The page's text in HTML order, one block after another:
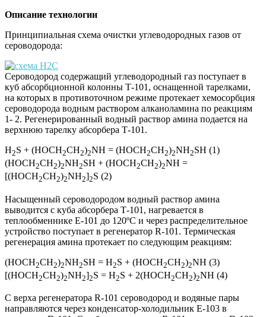
Описание технологии
Принципиальная схема очистки углеводородных газов от
сероводорода:
Сероводород содержащий углеводородный газ поступает в
куб абсорбционной колонны Т-101, оснащенной тарелками,
на которых в противоточном режиме протекает хемосорбция
сероводорода водным раствором алканоламина по реакциям
1- 2. Регенерированный водный раствор амина подается на
верхнюю тарелку абсорбера Т-101.
H2S + (HOCH2CH2)2NH = (HOCH2CH2)2NH2SH (1)
(HOCH2CH2)2NH2SH + (HOCH2CH2)2NH =
[(HOCH2CH2)2NH2]2S (2)
Насыщенный сероводородом водный раствор амина
выводится с куба абсорбера Т-101, нагревается в
теплообменнике E-101 до 120ºС и через распределительное
устройство поступает в регенератор R-101. Термическая
регенерация амина протекает по следующим реакциям:
(HOCH2CH2)2NH2SH = H2S + (HOCH2CH2)2NH (3)
[(HOCH2CH2)2NH2]2S = H2S + 2(HOCH2CH2)2NH (4)
С верха регенератора R-101 сероводород и водяные пары
направляются через конденсатор-холодильник Е-103 в